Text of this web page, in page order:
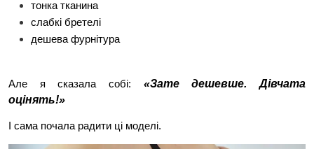
тонка тканина
слабкі бретелі
дешева фурнітура
Але я сказала собі: «Зате дешевше. Дівчата
оцінять!»
І сама почала радити ці моделі.